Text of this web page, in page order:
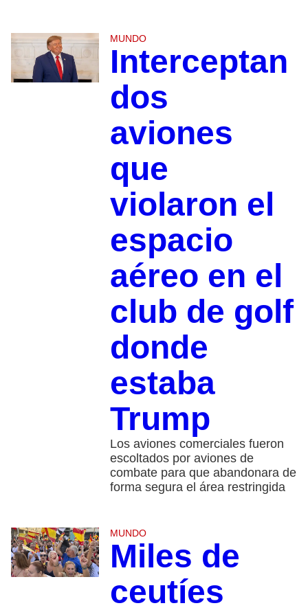
MUNDO
Interceptan
dos
aviones
que
violaron el
espacio
aéreo en el
club de golf
donde
estaba
Trump
Los aviones comerciales fueron
escoltados por aviones de
combate para que abandonara de
forma segura el área restringida
MUNDO
Miles de
ceutíes